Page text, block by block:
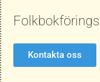
Kontakta oss